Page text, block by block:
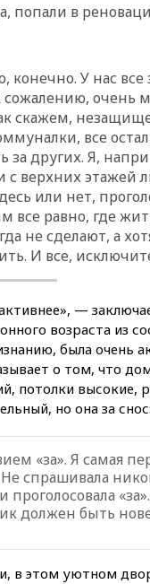
попали в
конечно. У нас все
очень
скажем,
все
за других. Я,
с верхних этажей
или нет,
все равно, где
не сделают, а
И все,
—
возраста из
была очень
о том, что
потолки высокие,
но она за снос:
«за». Я самая
Не спрашивала
проголосовала
должен быть
в этом уютном